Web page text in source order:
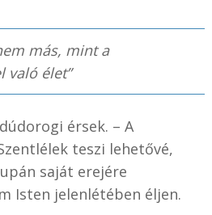
más, mint a
való élet”
érsek. – A
teszi lehetővé,
saját erejére
Isten jelenlétében éljen.